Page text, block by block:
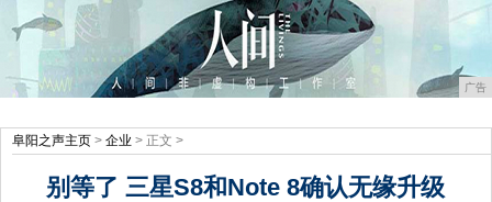
广告
阜阳之声主页 > 企业 > 正文 >
别等了 三星S8和Note 8确认无缘升级